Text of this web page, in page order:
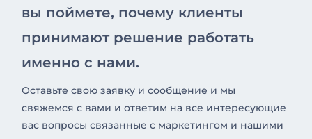
вы поймете, почему клиенты
принимают решение работать
именно с нами.
Оставьте свою заявку и сообщение и мы
свяжемся с вами и ответим на все интересующие
вас вопросы связанные с маркетингом и нашими